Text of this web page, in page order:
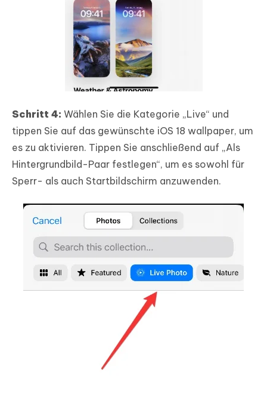
Schritt 4: Wählen Sie die Kategorie „Live“ und
tippen Sie auf das gewünschte iOS 18 wallpaper, um
es zu aktivieren. Tippen Sie anschließend auf „Als
Hintergrundbild-Paar festlegen“, um es sowohl für
Sperr- als auch Startbildschirm anzuwenden.